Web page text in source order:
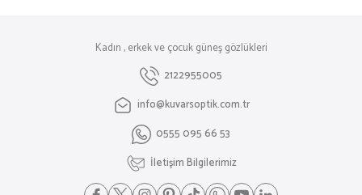
Kadın , erkek ve çocuk güneş gözlükleri
2122955005
info@kuvarsoptik.com.tr
0555 095 66 53
İletişim Bilgilerimiz